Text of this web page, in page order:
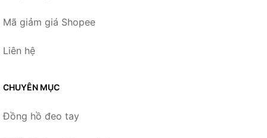
Mã giảm giá Shopee
Liên hệ
CHUYÊN MỤC
Đồng hồ đeo tay